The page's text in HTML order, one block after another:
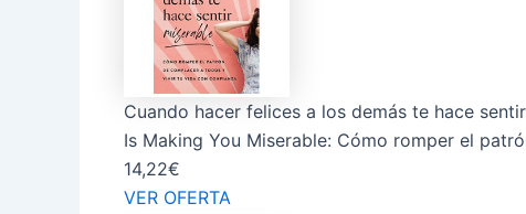
Cuando hacer felices a los demás te hace
Is Making You Miserable: Cómo romper el
14,22€
VER OFERTA